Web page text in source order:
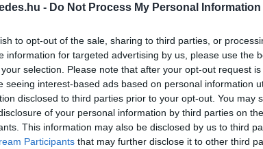
- Do Not Process My Personal Information
to opt-out of the sale, sharing to third parties, or
information for targeted advertising by us, please use the
selection. Please note that after your opt-out request
seeing interest-based ads based on personal information
disclosed to third parties prior to your opt-out. You may
of your personal information by third parties on
This information may also be disclosed by us to third
Participants that may further disclose it to other third